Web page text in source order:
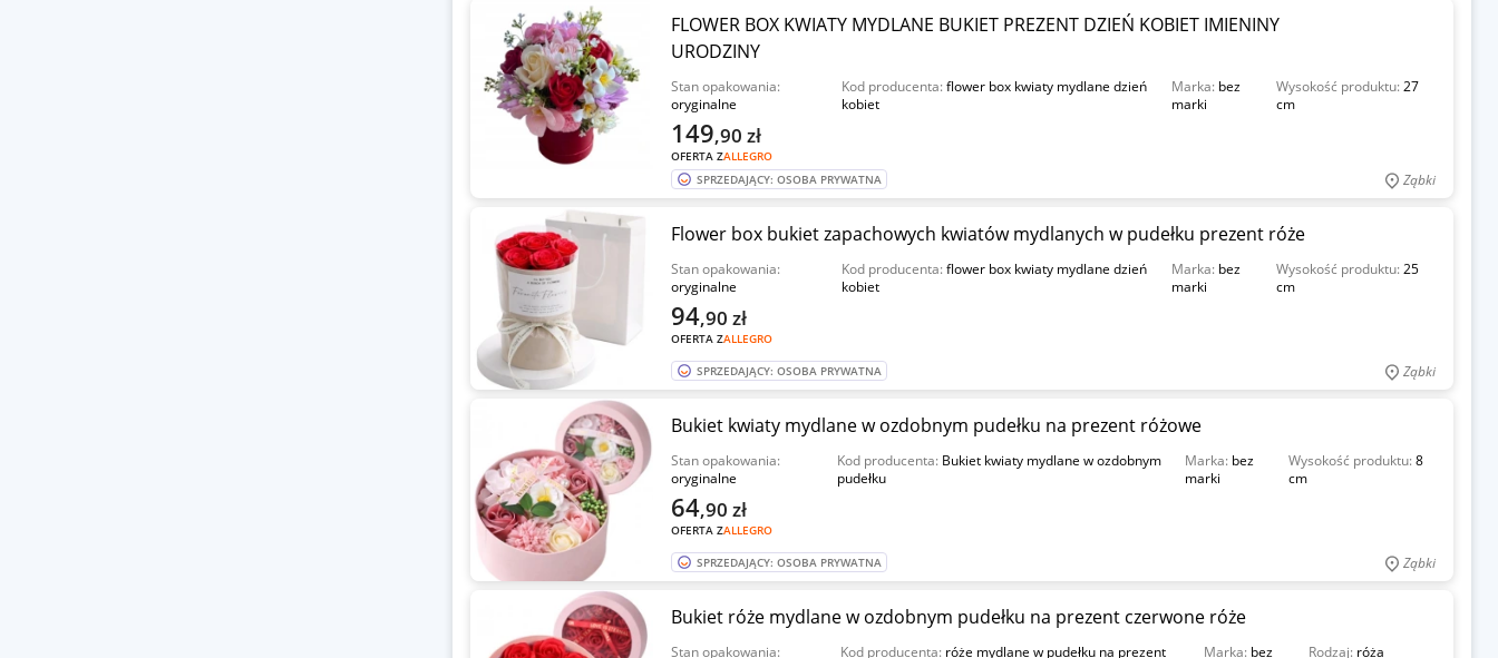
FLOWER BOX KWIATY MYDLANE BUKIET PREZENT DZIEŃ KOBIET IMIENINY
URODZINY
Stan opakowania:
oryginalne
Kod producenta:flower box kwiaty mydlane dzień
kobiet
Marka: bez
marki
Wysokość produktu:27
cm
OFERTA ZALLEGRO
149,90 zł
SPRZEDAJĄCY: OSOBA PRYWATNA Ząbki
Flower box bukiet zapachowych kwiatów mydlanych w pudełku prezent róże
Stan opakowania:
oryginalne
Kod producenta:flower box kwiaty mydlane dzień
kobiet
Marka: bez
marki
Wysokość produktu:25
cm
OFERTA ZALLEGRO
94,90 zł
SPRZEDAJĄCY: OSOBA PRYWATNA Ząbki
Bukiet kwiaty mydlane w ozdobnym pudełku na prezent różowe
Stan opakowania:
oryginalne
Kod producenta: Bukiet kwiaty mydlane w ozdobnym
pudełku
Marka: bez
marki
Wysokość produktu:8
cm
OFERTA ZALLEGRO
64,90 zł
SPRZEDAJĄCY: OSOBA PRYWATNA Ząbki
Bukiet róże mydlane w ozdobnym pudełku na prezent czerwone róże
Stan opakowania:
Kod producenta: róże mydlane w pudełku na prezent
Marka: bez
Rodzaj: róża